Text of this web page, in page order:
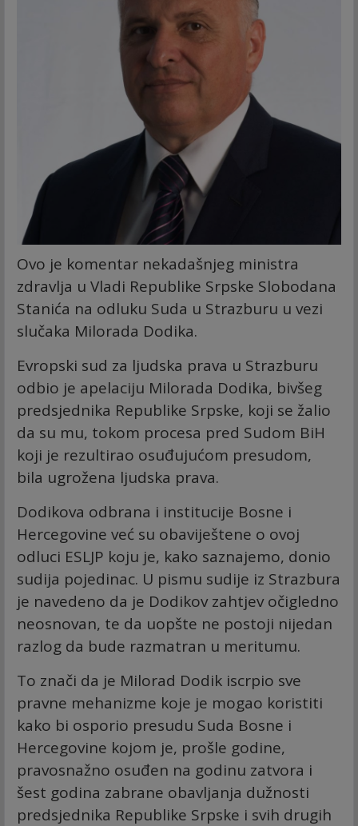
Ovo je komentar nekadašnjeg ministra
zdravlja u Vladi Republike Srpske Slobodana
Stanića na odluku Suda u Strazburu u vezi
slučaka Milorada Dodika.
Evropski sud za ljudska prava u Strazburu
odbio je apelaciju Milorada Dodika, bivšeg
predsjednika Republike Srpske, koji se žalio
da su mu, tokom procesa pred Sudom BiH
koji je rezultirao osuđujućom presudom,
bila ugrožena ljudska prava.
Dodikova odbrana i institucije Bosne i
Hercegovine već su obaviještene o ovoj
odluci ESLJP koju je, kako saznajemo, donio
sudija pojedinac. U pismu sudije iz Strazbura
je navedeno da je Dodikov zahtjev očigledno
neosnovan, te da uopšte ne postoji nijedan
razlog da bude razmatran u meritumu.
To znači da je Milorad Dodik iscrpio sve
pravne mehanizme koje je mogao koristiti
kako bi osporio presudu Suda Bosne i
Hercegovine kojom je, prošle godine,
pravosnažno osuđen na godinu zatvora i
šest godina zabrane obavljanja dužnosti
predsjednika Republike Srpske i svih drugih